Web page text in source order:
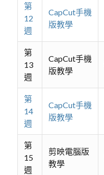
第
12
週
CapCut手機
版教學
第
13
週
CapCut手機
版教學
第
14
週
CapCut手機
版教學
第
15
週
剪映電腦版
教學